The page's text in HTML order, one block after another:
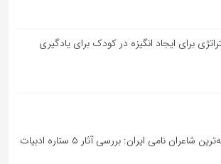
برجسته‌ترین شاعران نامی ایران: بررسی آثار ۵ ستاره ادبیات